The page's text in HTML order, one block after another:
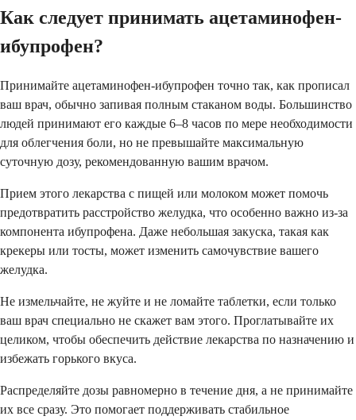
Как следует принимать ацетаминофен-
ибупрофен?
Принимайте ацетаминофен-ибупрофен точно так, как прописал
ваш врач, обычно запивая полным стаканом воды. Большинство
людей принимают его каждые 6–8 часов по мере необходимости
для облегчения боли, но не превышайте максимальную
суточную дозу, рекомендованную вашим врачом.
Прием этого лекарства с пищей или молоком может помочь
предотвратить расстройство желудка, что особенно важно из-за
компонента ибупрофена. Даже небольшая закуска, такая как
крекеры или тосты, может изменить самочувствие вашего
желудка.
Не измельчайте, не жуйте и не ломайте таблетки, если только
ваш врач специально не скажет вам этого. Проглатывайте их
целиком, чтобы обеспечить действие лекарства по назначению и
избежать горького вкуса.
Распределяйте дозы равномерно в течение дня, а не принимайте
их все сразу. Это помогает поддерживать стабильное